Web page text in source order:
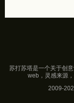
苏打苏塔是一个关于创
web，灵感来源
2009-